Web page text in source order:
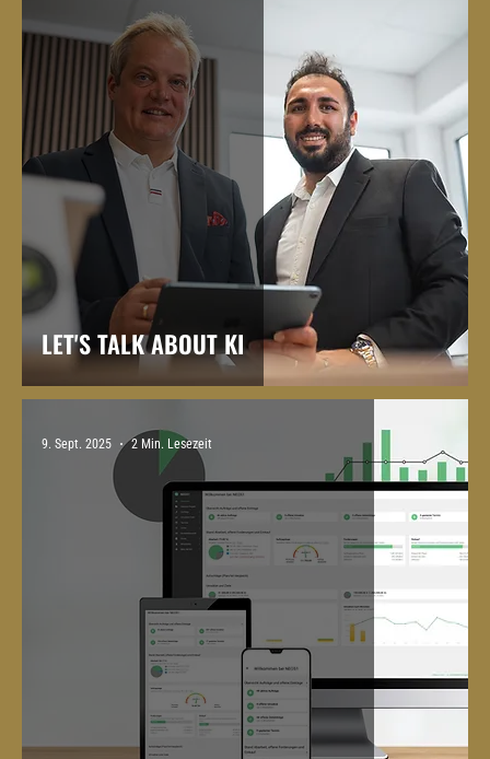
LET'S TALK ABOUT KI
9. Sept. 2025 2 Min. Lesezeit